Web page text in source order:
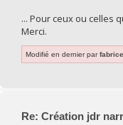
... Pour ceux ou celles
Merci.
Modifié en dernier par
Re: Création jdr